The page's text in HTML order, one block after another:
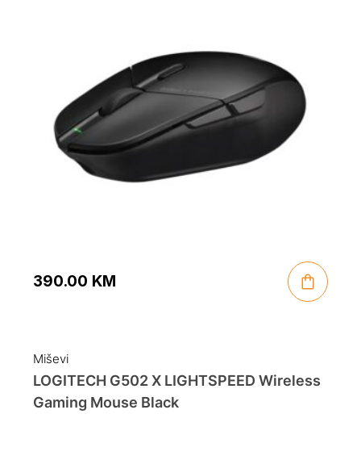
390.00 KM
Miševi
LOGITECH G502 X LIGHTSPEED Wireless
Gaming Mouse Black